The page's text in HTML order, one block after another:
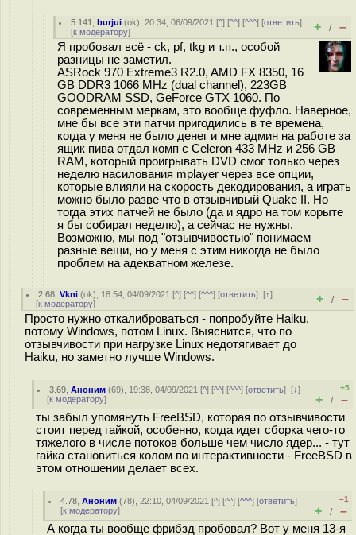
5.141 ,burjui (ok), 20:34, 06/09/2021 [^] [^^] [^^^] [ответить]
[к модератору] + / –
Я пробовал всё - ck, pf, tkg и т.п., особой
разницы не заметил.
ASRock 970 Extreme3 R2.0, AMD FX 8350, 16
GB DDR3 1066 MHz (dual channel), 223GB
GOODRAM SSD, GeForce GTX 1060. По
современным меркам, это вообще фуфло. Наверное,
мне бы все эти патчи пригодились в те времена,
когда у меня не было денег и мне админ на работе за
ящик пива отдал комп с Celeron 433 MHz и 256 GB
RAM, который проигрывать DVD смог только через
неделю насилования mplayer через все опции,
которые влияли на скорость декодирования, а играть
можно было разве что в отзывчивый Quake II. Но
тогда этих патчей не было (да и ядро на том корыте
я бы собирал неделю), а сейчас не нужны.
Возможно, мы под "отзывчивостью" понимаем
разные вещи, но у меня с этим никогда не было
проблем на адекватном железе.
2.68 ,Vkni (ok), 18:54, 04/09/2021 [^] [^^] [^^^] [ответить][↑]
[к модератору] + / –
Просто нужно откалиброваться - попробуйте Haiku,
потому Windows, потом Linux. Выяснится, что по
отзывчивости при нагрузке Linux недотягивает до
Haiku, но заметно лучше Windows.
3.69 ,Аноним (69), 19:38, 04/09/2021 [^] [^^] [^^^] [ответить][↓]
[к модератору]
+5
+ / –
ты забыл упомянуть FreeBSD, которая по отзывчивости
стоит перед гайкой, особенно, когда идет сборка чего-то
тяжелого в числе потоков больше чем число ядер... - тут
гайка становиться колом по интерактивности - FreeBSD в
этом отношении делает всех.
4.78 ,Аноним (78), 22:10, 04/09/2021 [^] [^^] [^^^] [ответить]
[к модератору]
–1
+ / –
А когда ты вообще фрибзд пробовал? Вот у меня 13-я